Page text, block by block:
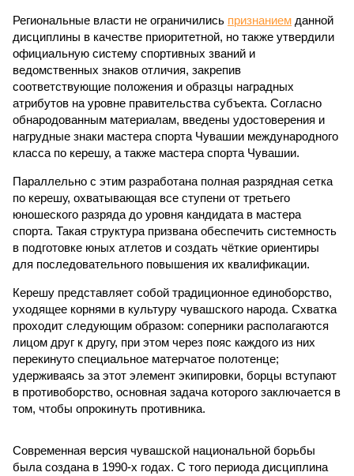
Региональные власти не ограничились признанием данной
дисциплины в качестве приоритетной, но также утвердили
официальную систему спортивных званий и
ведомственных знаков отличия, закрепив
соответствующие положения и образцы наградных
атрибутов на уровне правительства субъекта. Согласно
обнародованным материалам, введены удостоверения и
нагрудные знаки мастера спорта Чувашии международного
класса по керешу, а также мастера спорта Чувашии.
Параллельно с этим разработана полная разрядная сетка
по керешу, охватывающая все ступени от третьего
юношеского разряда до уровня кандидата в мастера
спорта. Такая структура призвана обеспечить системность
в подготовке юных атлетов и создать чёткие ориентиры
для последовательного повышения их квалификации.
Керешу представляет собой традиционное единоборство,
уходящее корнями в культуру чувашского народа. Схватка
проходит следующим образом: соперники располагаются
лицом друг к другу, при этом через пояс каждого из них
перекинуто специальное матерчатое полотенце;
удерживаясь за этот элемент экипировки, борцы вступают
в противоборство, основная задача которого заключается в
том, чтобы опрокинуть противника.
Современная версия чувашской национальной борьбы
была создана в 1990-х годах. С того периода дисциплина